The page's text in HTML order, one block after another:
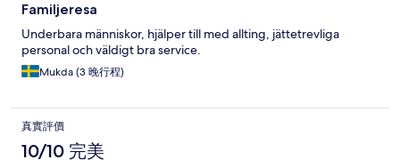
Familjeresa
Underbara människor, hjälper till med allting, jättetrevliga
personal och väldigt bra service.
Mukda (3 晚行程)
真實評價
10/10 完美